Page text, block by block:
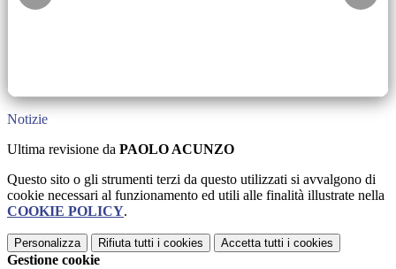
Notizie
Ultima revisione da PAOLO ACUNZO
Questo sito o gli strumenti terzi da questo utilizzati si avvalgono di
cookie necessari al funzionamento ed utili alle finalità illustrate nella
COOKIE POLICY.
Personalizza Rifiuta tutti i cookies Accetta tutti i cookies
Gestione cookie